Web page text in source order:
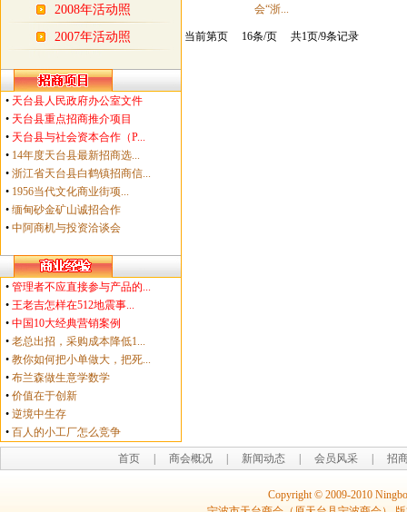
2008年活动照
2007年活动照
• 天台县人民政府办公室文件
• 天台县重点招商推介项目
• 天台县与社会资本合作（P...
• 14年度天台县最新招商选...
• 浙江省天台县白鹤镇招商信...
• 1956当代文化商业街项...
• 缅甸砂金矿山诚招合作
• 中阿商机与投资洽谈会
• 管理者不应直接参与产品的...
• 王老吉怎样在512地震事...
• 中国10大经典营销案例
• 老总出招，采购成本降低1...
• 教你如何把小单做大，把死...
• 布兰森做生意学数学
• 价值在于创新
• 逆境中生存
• 百人的小工厂怎么竞争
会“浙...
当前第页 16条/页 共1页/9条记录
首页 商会概况 新闻动态 会员风采 招
Copyright © 2009-2010